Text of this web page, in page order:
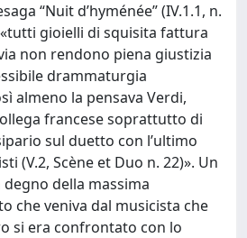
“Nuit d’hyménée” (IV.1.1, n.
«tutti gioielli di squisita fattura
non rendono piena giustizia
drammaturgia
almeno la pensava Verdi,
francese soprattutto di
sul duetto con l’ultimo
(V.2, Scène et Duo n. 22)». Un
della massima
che veniva dal musicista che
si era confrontato con lo